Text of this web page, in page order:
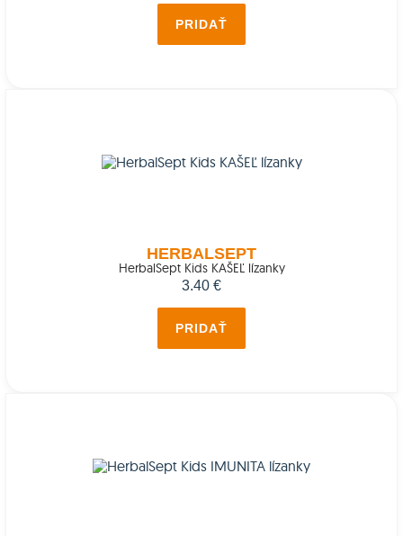
PRIDAŤ
HERBALSEPT
HerbalSept Kids KAŠEĽ lízanky
3.40 €
PRIDAŤ